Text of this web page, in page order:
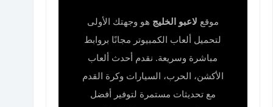
موقع لاعبو الخليج هو وجهتك الأولى
لتحميل ألعاب الكمبيوتر مجانًا بروابط
مباشرة وسريعة. نقدم أحدث ألعاب
الأكشن، الحرب، السيارات وكرة القدم
مع تحديثات مستمرة لتوفير أفضل